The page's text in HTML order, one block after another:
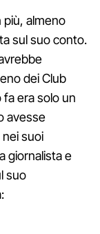
più, almeno
sul suo conto.
dei Club
era solo un
avesse
suoi
giornalista e
suo